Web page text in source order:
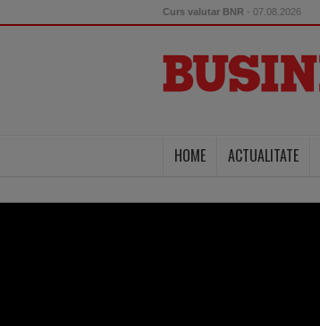
Curs valutar BNR - 07.08.2026
HOME ACTUALITATE